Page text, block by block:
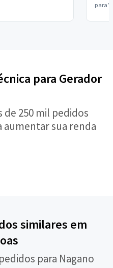
para
para Gerador
de 250 mil pedidos
aumentar sua renda
similares em
para Nagano